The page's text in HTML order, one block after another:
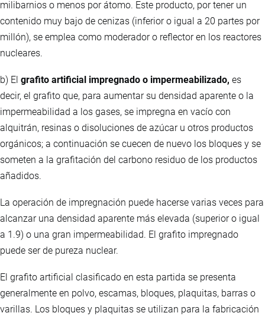
milibarnios o menos por átomo. Este producto, por tener un
contenido muy bajo de cenizas (inferior o igual a 20 partes por
millón), se emplea como moderador o reflector en los reactores
nucleares.
b) El grafito artificial impregnado o impermeabilizado, es
decir, el grafito que, para aumentar su densidad aparente o la
impermeabilidad a los gases, se impregna en vacío con
alquitrán, resinas o disoluciones de azúcar u otros productos
orgánicos; a continuación se cuecen de nuevo los bloques y se
someten a la grafitación del carbono residuo de los productos
añadidos.
La operación de impregnación puede hacerse varias veces para
alcanzar una densidad aparente más elevada (superior o igual
a 1.9) o una gran impermeabilidad. El grafito impregnado
puede ser de pureza nuclear.
El grafito artificial clasificado en esta partida se presenta
generalmente en polvo, escamas, bloques, plaquitas, barras o
varillas. Los bloques y plaquitas se utilizan para la fabricación